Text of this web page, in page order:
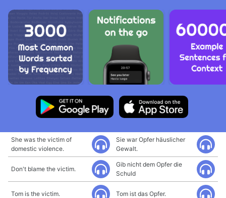
She was the victim of
domestic violence.
Sie war Opfer häuslicher
Gewalt.
Don't blame the victim.
Gib nicht dem Opfer die
Schuld
Tom is the victim. Tom ist das Opfer.